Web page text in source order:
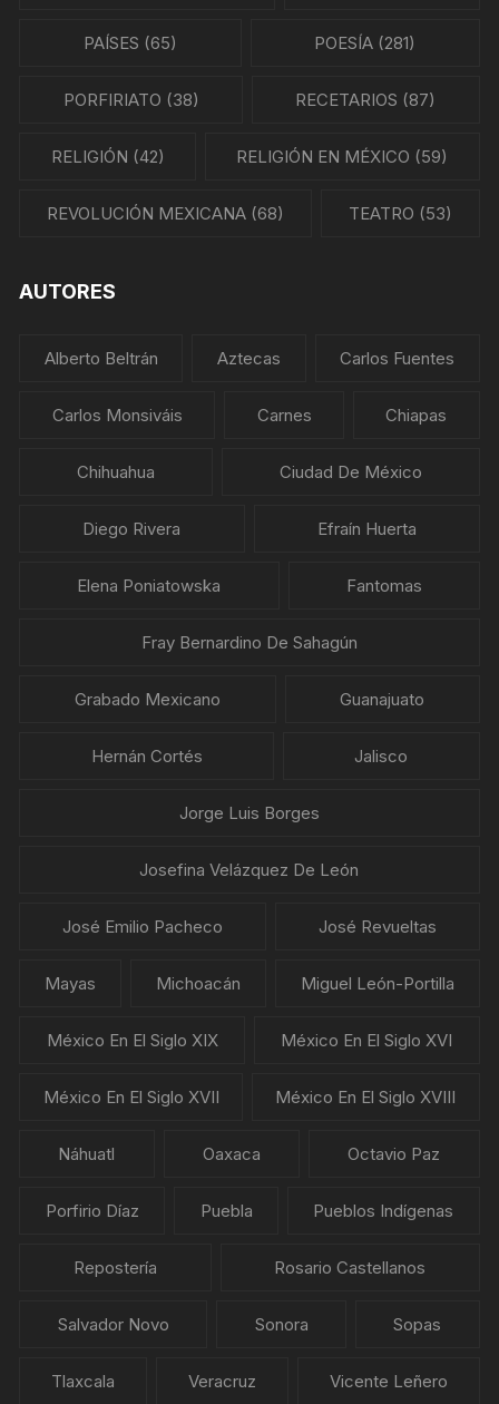
PAÍSES (65) POESÍA (281)
PORFIRIATO (38) RECETARIOS (87)
RELIGIÓN (42) RELIGIÓN EN MÉXICO (59)
REVOLUCIÓN MEXICANA (68) TEATRO (53)
AUTORES
Alberto Beltrán Aztecas Carlos Fuentes
Carlos Monsiváis Carnes Chiapas
Chihuahua Ciudad De México
Diego Rivera Efraín Huerta
Elena Poniatowska Fantomas
Fray Bernardino De Sahagún
Grabado Mexicano Guanajuato
Hernán Cortés Jalisco
Jorge Luis Borges
Josefina Velázquez De León
José Emilio Pacheco José Revueltas
Mayas Michoacán Miguel León-Portilla
México En El Siglo XIX México En El Siglo XVI
México En El Siglo XVII México En El Siglo XVIII
Náhuatl Oaxaca Octavio Paz
Porfirio Díaz Puebla Pueblos Indígenas
Repostería Rosario Castellanos
Salvador Novo Sonora Sopas
Tlaxcala Veracruz Vicente Leñero